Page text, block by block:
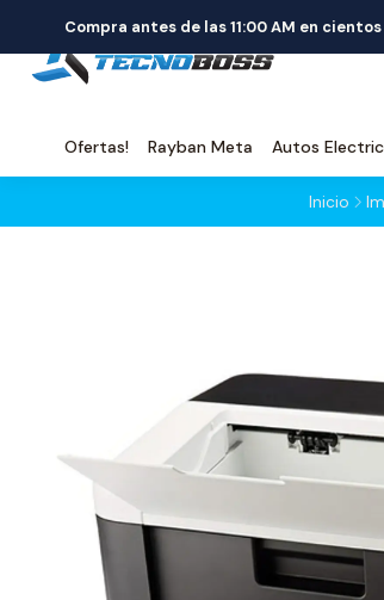
Ofertas! Rayban Meta Autos
Compra antes de las 11:00 AM en
Inicio